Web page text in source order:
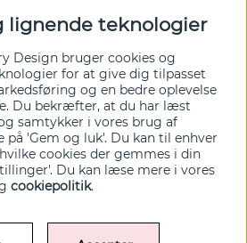
dig herunder.
Ja tak!
lignende teknologier
Design bruger cookies og
for at give dig tilpasset
og en bedre oplevelse
Du bekræfter, at du har læst
samtykker i vores brug af
på 'Gem og luk'. Du kan til enhver
cookies der gemmes i din
Du kan læse mere i vores
cookiepolitik.